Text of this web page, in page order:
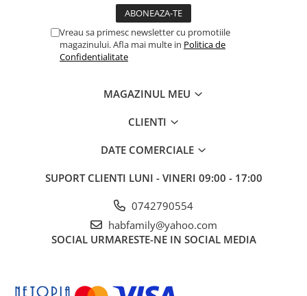
Vreau sa primesc newsletter cu promotiile
magazinului. Afla mai multe in Politica de
Confidentialitate
MAGAZINUL MEU
CLIENTI
DATE COMERCIALE
SUPORT CLIENTI LUNI - VINERI 09:00 - 17:00
0742790554
habfamily@yahoo.com
SOCIAL URMARESTE-NE IN SOCIAL MEDIA